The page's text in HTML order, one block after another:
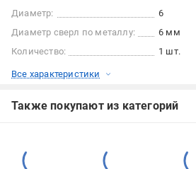
Диаметр:
6
Диаметр сверл по металлу:
6 мм
Количество:
1 шт.
Все характеристики
Также покупают из категорий